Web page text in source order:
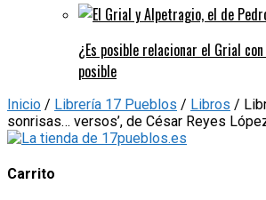
¿Es posible relacionar el Grial
posible
Inicio / Librería 17 Pueblos / Libros /
sonrisas… versos’, de César Reyes
Carrito